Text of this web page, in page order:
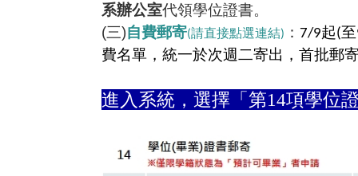
系辦公室代領學位證書。
(三)自費郵寄(請直接點選連結) ： 7/9起(至
費名單，統一於次週二寄出，首批郵
進入系統，選擇「第14項學位